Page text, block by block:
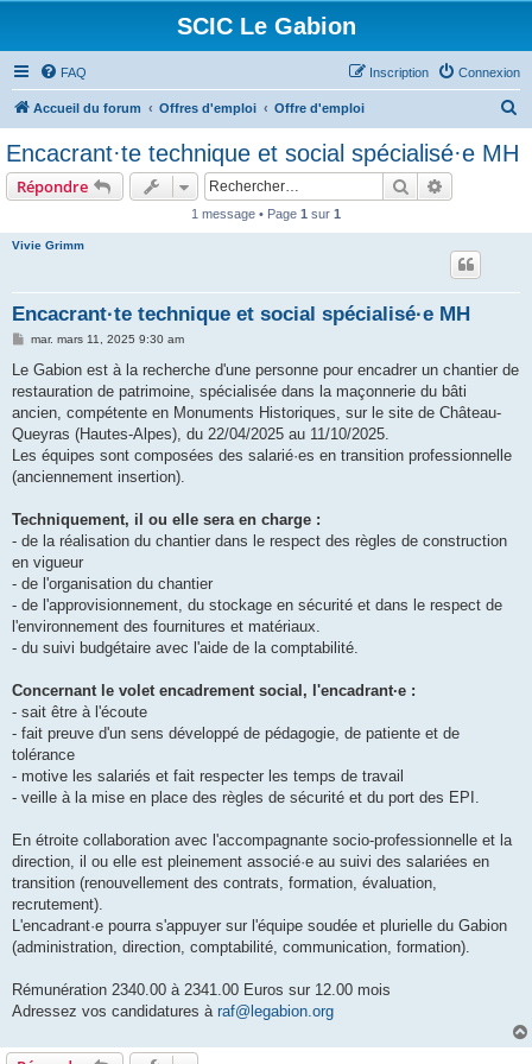
SCIC Le Gabion
FAQ Connexion
Inscription
Accueil du forum Offres d'emploi Offre d'emploi
Encacrant·te technique et social spécialisé·e MH
Répondre Rechercher
1 message • Page 1 sur 1
Vivie Grimm
Encacrant·te technique et social spécialisé·e MH
M
s
a
g
mar. mars 11, 2025 9:30 am
Le Gabion est à la recherche d'une personne pour encadrer un chantier de
restauration de patrimoine, spécialisée dans la maçonnerie du bâti
ancien, compétente en Monuments Historiques, sur le site de Château-
Queyras (Hautes-Alpes), du 22/04/2025 au 11/10/2025.
Les équipes sont composées des salarié·es en transition professionnelle
(anciennement insertion).
Techniquement, il ou elle sera en charge :
- de la réalisation du chantier dans le respect des règles de construction
en vigueur
- de l'organisation du chantier
- de l'approvisionnement, du stockage en sécurité et dans le respect de
l'environnement des fournitures et matériaux.
- du suivi budgétaire avec l'aide de la comptabilité.
Concernant le volet encadrement social, l'encadrant·e :
- sait être à l'écoute
- fait preuve d'un sens développé de pédagogie, de patiente et de
tolérance
- motive les salariés et fait respecter les temps de travail
- veille à la mise en place des règles de sécurité et du port des EPI.
En étroite collaboration avec l'accompagnante socio-professionnelle et la
direction, il ou elle est pleinement associé·e au suivi des salariées en
transition (renouvellement des contrats, formation, évaluation,
recrutement).
L'encadrant·e pourra s'appuyer sur l'équipe soudée et plurielle du Gabion
(administration, direction, comptabilité, communication, formation).
Rémunération 2340.00 à 2341.00 Euros sur 12.00 mois
Adressez vos candidatures à raf@legabion.org